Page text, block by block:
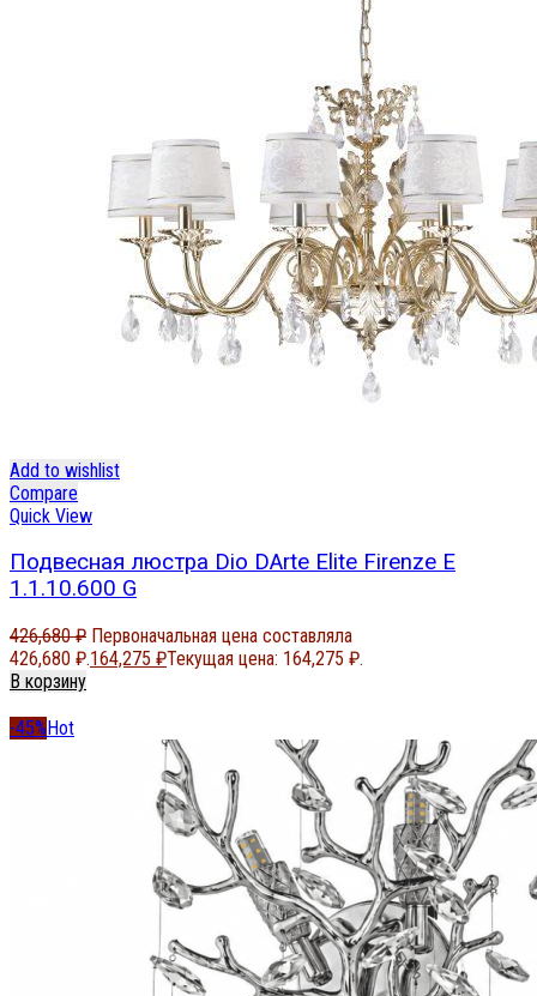
Add to wishlist
Compare
Quick View
Подвесная люстра Dio DArte Elite Firenze E
1.1.10.600 G
426,680₽ Первоначальная цена составляла
426,680 ₽.164,275 ₽Текущая цена: 164,275 ₽.
В корзину
-45%Hot